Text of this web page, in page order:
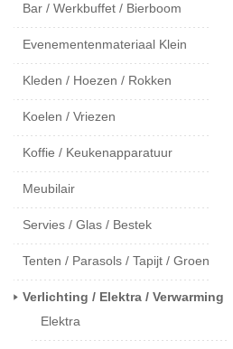
Bar / Werkbuffet / Bierboom
Evenementenmateriaal Klein
Kleden / Hoezen / Rokken
Koelen / Vriezen
Koffie / Keukenapparatuur
Meubilair
Servies / Glas / Bestek
Tenten / Parasols / Tapijt / Groen
Verlichting / Elektra / Verwarming
Elektra